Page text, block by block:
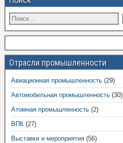
Отрасли промышленности
Авиационная промышленность (29)
Автомобильная промышленность (30)
Атомная промышленность (2)
ВПК (27)
Выставки и мероприятия (56)